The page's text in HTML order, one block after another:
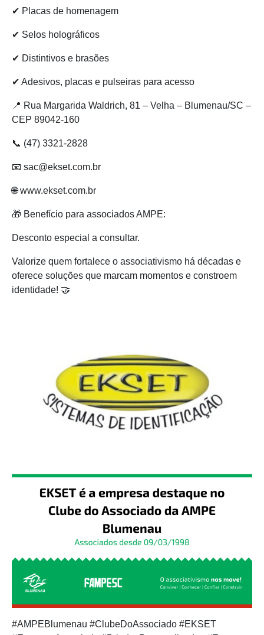
✔ Placas de homenagem
✔ Selos holográficos
✔ Distintivos e brasões
✔ Adesivos, placas e pulseiras para acesso
📍 Rua Margarida Waldrich, 81 – Velha – Blumenau/SC –
CEP 89042-160
📞 (47) 3321-2828
📧 sac@ekset.com.br
🌐 www.ekset.com.br
🎁 Benefício para associados AMPE:
Desconto especial a consultar.
Valorize quem fortalece o associativismo há décadas e
oferece soluções que marcam momentos e constroem
identidade! 🤝
#AMPEBlumenau #ClubeDoAssociado #EKSET